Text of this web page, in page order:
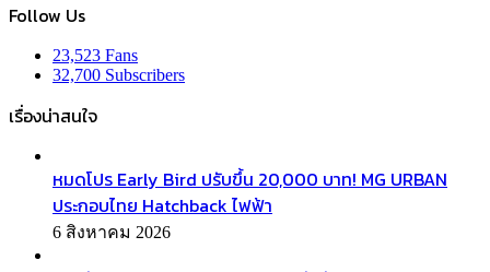
Follow Us
23,523 Fans
32,700 Subscribers
เรื่องน่าสนใจ
หมดโปร Early Bird ปรับขึ้น 20,000 บาท! MG URBAN
ประกอบไทย Hatchback ไฟฟ้า
6 สิงหาคม 2026